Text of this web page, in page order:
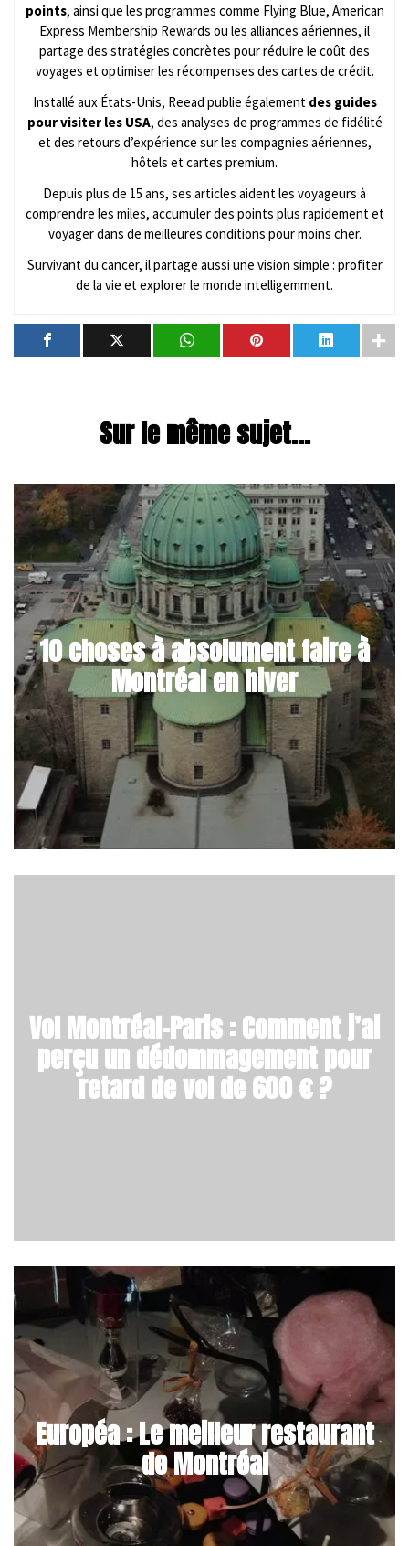
points, ainsi que les programmes comme Flying Blue, American
Express Membership Rewards ou les alliances aériennes, il
partage des stratégies concrètes pour réduire le coût des
voyages et optimiser les récompenses des cartes de crédit.
Installé aux États-Unis, Reead publie également des guides
pour visiter les USA, des analyses de programmes de fidélité
et des retours d’expérience sur les compagnies aériennes,
hôtels et cartes premium.
Depuis plus de 15 ans, ses articles aident les voyageurs à
comprendre les miles, accumuler des points plus rapidement et
voyager dans de meilleures conditions pour moins cher.
Survivant du cancer, il partage aussi une vision simple : profiter
de la vie et explorer le monde intelligemment.
Sur le même sujet...
10 choses à absolument faire à
Montréal en hiver
Vol Montréal-Paris : Comment j’ai
perçu un dédommagement pour
retard de vol de 600 € ?
Européa : Le meilleur restaurant
de Montréal